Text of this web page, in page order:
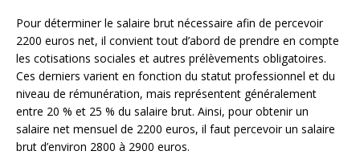
Pour déterminer le salaire brut nécessaire afin de percevoir
2200 euros net, il convient tout d’abord de prendre en compte
les cotisations sociales et autres prélèvements obligatoires.
Ces derniers varient en fonction du statut professionnel et du
niveau de rémunération, mais représentent généralement
entre 20 % et 25 % du salaire brut. Ainsi, pour obtenir un
salaire net mensuel de 2200 euros, il faut percevoir un salaire
brut d’environ 2800 à 2900 euros.